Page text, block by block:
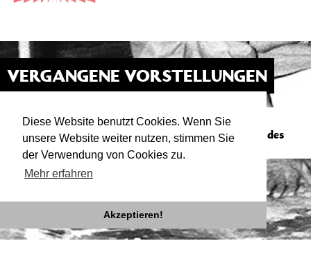
Diese Website benutzt Cookies. Wenn Sie
unsere Website weiter nutzen, stimmen Sie
der Verwendung von Cookies zu.
Mehr erfahren
Akzeptieren!
VERGANGENE VORSTELLUNGEN
19.05.23
20:30
ÜBER FRAUEN, DIE SCHREIBEN SAAL
Live-Podcast von Rasha Khayat im Rahmen des
Literaturfestival Stuttgart 2023